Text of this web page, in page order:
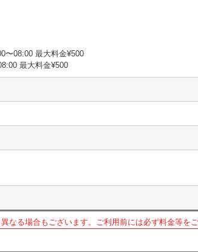
〜08:00 最大料金¥500
最大料金¥500
る場合もございます。ご利用前には必ず料金等をご